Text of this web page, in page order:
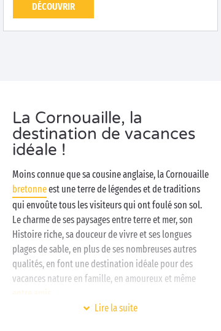
DÉCOUVRIR
La Cornouaille, la
destination de vacances
idéale !
Moins connue que sa cousine anglaise, la Cornouaille
bretonneest une terre de légendes et de traditions
qui envoûte tous les visiteurs qui ont foulé son sol.
Le charme de ses paysages entre terre et mer, son
Histoire riche, sa douceur de vivre et ses longues
plages de sable, en plus de ses nombreuses autres
qualités, en font une destination idéale pour des
vacances nature en famille, en amoureux et même
entre amis
Lire la suite